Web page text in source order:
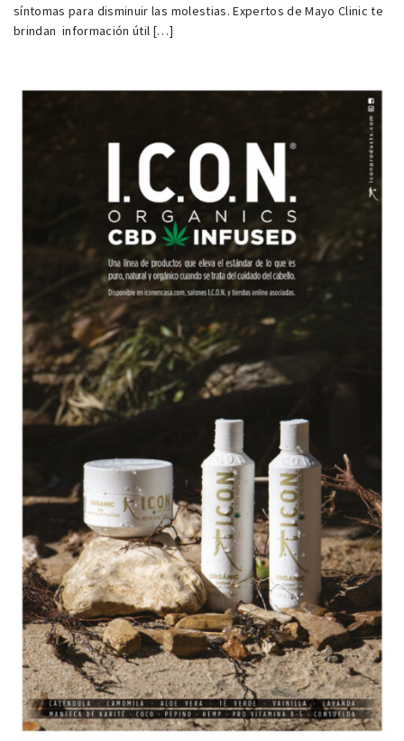
síntomas para disminuir las molestias. Expertos de Mayo Clinic te
brindan información útil […]